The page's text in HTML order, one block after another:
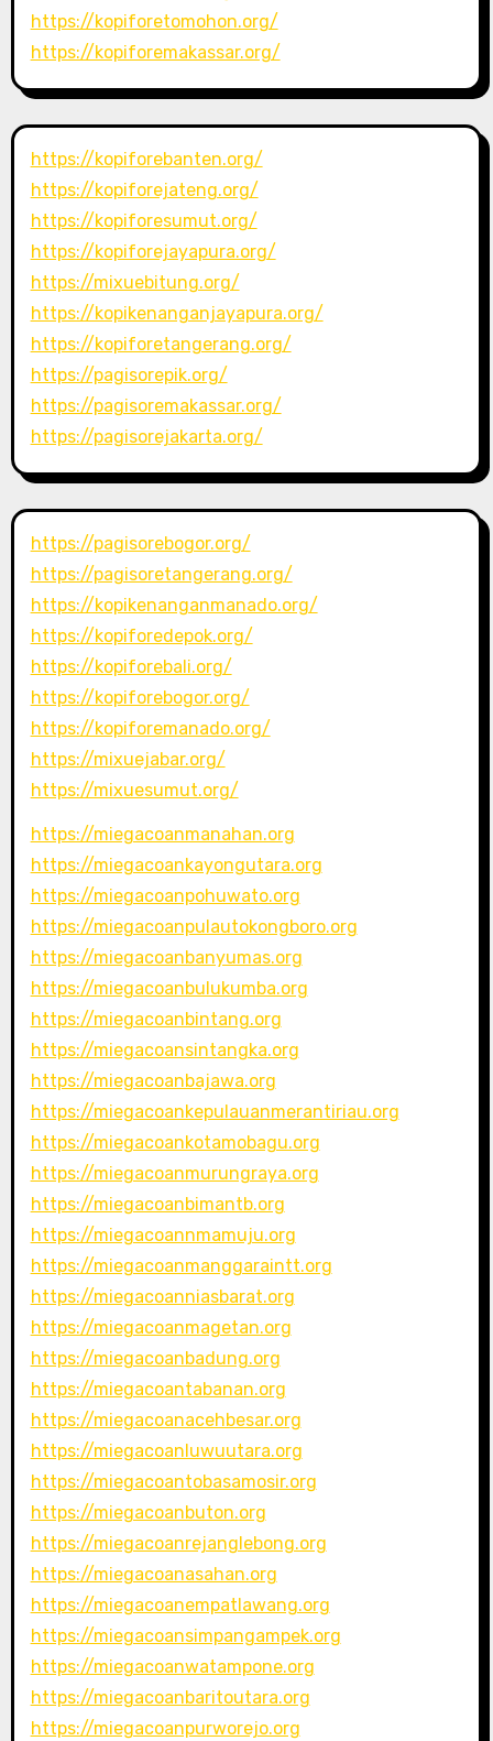
https://kopiforetomohon.org/
https://kopiforemakassar.org/
https://kopiforebanten.org/
https://kopiforejateng.org/
https://kopiforesumut.org/
https://kopiforejayapura.org/
https://mixuebitung.org/
https://kopikenanganjayapura.org/
https://kopiforetangerang.org/
https://pagisorepik.org/
https://pagisoremakassar.org/
https://pagisorejakarta.org/
https://pagisorebogor.org/
https://pagisoretangerang.org/
https://kopikenanganmanado.org/
https://kopiforedepok.org/
https://kopiforebali.org/
https://kopiforebogor.org/
https://kopiforemanado.org/
https://mixuejabar.org/
https://mixuesumut.org/
https://miegacoanmanahan.org
https://miegacoankayongutara.org
https://miegacoanpohuwato.org
https://miegacoanpulautokongboro.org
https://miegacoanbanyumas.org
https://miegacoanbulukumba.org
https://miegacoanbintang.org
https://miegacoansintangka.org
https://miegacoanbajawa.org
https://miegacoankepulauanmerantiriau.org
https://miegacoankotamobagu.org
https://miegacoanmurungraya.org
https://miegacoanbimantb.org
https://miegacoannmamuju.org
https://miegacoanmanggaraintt.org
https://miegacoanniasbarat.org
https://miegacoanmagetan.org
https://miegacoanbadung.org
https://miegacoantabanan.org
https://miegacoanacehbesar.org
https://miegacoanluwuutara.org
https://miegacoantobasamosir.org
https://miegacoanbuton.org
https://miegacoanrejanglebong.org
https://miegacoanasahan.org
https://miegacoanempatlawang.org
https://miegacoansimpangampek.org
https://miegacoanwatampone.org
https://miegacoanbaritoutara.org
https://miegacoanpurworejo.org